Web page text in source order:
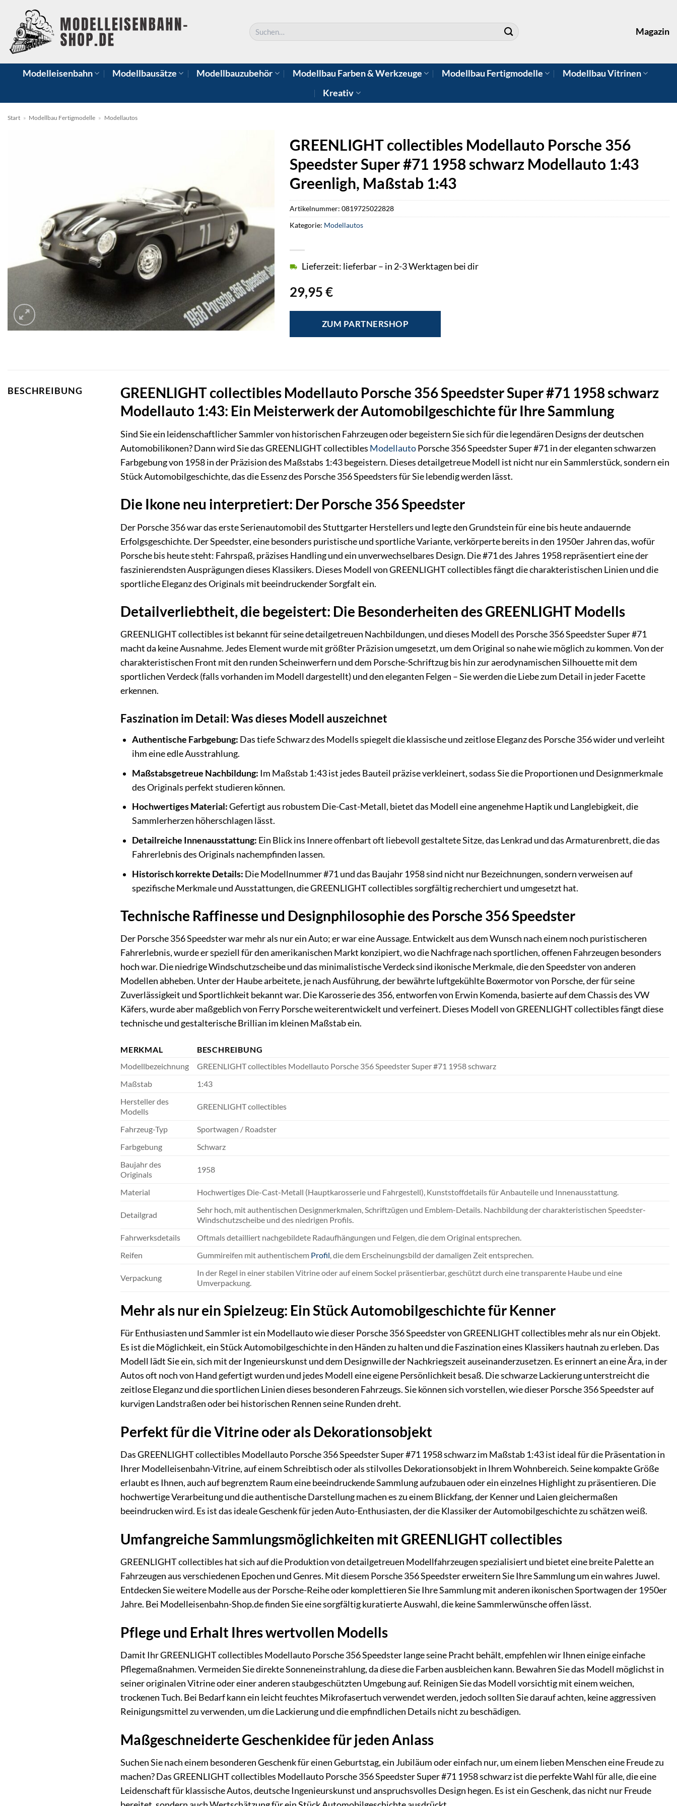
Inhalt
springen
Suchen
nach:
Magazin
Modelleisenbahn Modellbausätze Modellbauzubehör Modellbau Farben & Werkzeuge Modellbau Fertigmodelle
Modellbau Vitrinen
Kreativ
Start » Modellbau Fertigmodelle » Modellautos
GREENLIGHT collectibles Modellauto Porsche 356
Speedster Super #71 1958 schwarz Modellauto 1:43
Greenligh, Maßstab 1:43
29,95€
Lieferzeit: lieferbar – in 2-3 Werktagen bei dir
ZUM PARTNERSHOP
Artikelnummer: 0819725022828
Kategorie: Modellautos
BESCHREIBUNG
GREENLIGHT collectibles Modellauto Porsche 356 Speedster Super #71 1958 schwarz
Modellauto 1:43: Ein Meisterwerk der Automobilgeschichte für Ihre Sammlung
Sind Sie ein leidenschaftlicher Sammler von historischen Fahrzeugen oder begeistern Sie sich für die legendären Designs der deutschen
Automobilikonen? Dann wird Sie das GREENLIGHT collectibles ModellautoPorsche 356 Speedster Super #71 in der eleganten schwarzen
Farbgebung von 1958 in der Präzision des Maßstabs 1:43 begeistern. Dieses detailgetreue Modell ist nicht nur ein Sammlerstück, sondern ein
Stück Automobilgeschichte, das die Essenz des Porsche 356 Speedsters für Sie lebendig werden lässt.
Die Ikone neu interpretiert: Der Porsche 356 Speedster
Der Porsche 356 war das erste Serienautomobil des Stuttgarter Herstellers und legte den Grundstein für eine bis heute andauernde
Erfolgsgeschichte. Der Speedster, eine besonders puristische und sportliche Variante, verkörperte bereits in den 1950er Jahren das, wofür
Porsche bis heute steht: Fahrspaß, präzises Handling und ein unverwechselbares Design. Die #71 des Jahres 1958 repräsentiert eine der
faszinierendsten Ausprägungen dieses Klassikers. Dieses Modell von GREENLIGHT collectibles fängt die charakteristischen Linien und die
sportliche Eleganz des Originals mit beeindruckender Sorgfalt ein.
Detailverliebtheit, die begeistert: Die Besonderheiten des GREENLIGHT Modells
GREENLIGHT collectibles ist bekannt für seine detailgetreuen Nachbildungen, und dieses Modell des Porsche 356 Speedster Super #71
macht da keine Ausnahme. Jedes Element wurde mit größter Präzision umgesetzt, um dem Original so nahe wie möglich zu kommen. Von der
charakteristischen Front mit den runden Scheinwerfern und dem Porsche-Schriftzug bis hin zur aerodynamischen Silhouette mit dem
sportlichen Verdeck (falls vorhanden im Modell dargestellt) und den eleganten Felgen – Sie werden die Liebe zum Detail in jeder Facette
erkennen.
Faszination im Detail: Was dieses Modell auszeichnet
Authentische Farbgebung: Das tiefe Schwarz des Modells spiegelt die klassische und zeitlose Eleganz des Porsche 356 wider und verleiht
ihm eine edle Ausstrahlung.
Maßstabsgetreue Nachbildung: Im Maßstab 1:43 ist jedes Bauteil präzise verkleinert, sodass Sie die Proportionen und Designmerkmale
des Originals perfekt studieren können.
Hochwertiges Material:Gefertigt aus robustem Die-Cast-Metall, bietet das Modell eine angenehme Haptik und Langlebigkeit, die
Sammlerherzen höherschlagen lässt.
Detailreiche Innenausstattung: Ein Blick ins Innere offenbart oft liebevoll gestaltete Sitze, das Lenkrad und das Armaturenbrett, die das
Fahrerlebnis des Originals nachempfinden lassen.
Historisch korrekte Details: Die Modellnummer #71 und das Baujahr 1958 sind nicht nur Bezeichnungen, sondern verweisen auf
spezifische Merkmale und Ausstattungen, die GREENLIGHT collectibles sorgfältig recherchiert und umgesetzt hat.
Technische Raffinesse und Designphilosophie des Porsche 356 Speedster
Der Porsche 356 Speedster war mehr als nur ein Auto; er war eine Aussage. Entwickelt aus dem Wunsch nach einem noch puristischeren
Fahrerlebnis, wurde er speziell für den amerikanischen Markt konzipiert, wo die Nachfrage nach sportlichen, offenen Fahrzeugen besonders
hoch war. Die niedrige Windschutzscheibe und das minimalistische Verdeck sind ikonische Merkmale, die den Speedster von anderen
Modellen abheben. Unter der Haube arbeitete, je nach Ausführung, der bewährte luftgekühlte Boxermotor von Porsche, der für seine
Zuverlässigkeit und Sportlichkeit bekannt war. Die Karosserie des 356, entworfen von Erwin Komenda, basierte auf dem Chassis des VW
Käfers, wurde aber maßgeblich von Ferry Porsche weiterentwickelt und verfeinert. Dieses Modell von GREENLIGHT collectibles fängt diese
technische und gestalterische Brillian im kleinen Maßstab ein.
MERKMAL
BESCHREIBUNG
Modellbezeichnung
GREENLIGHT collectibles Modellauto Porsche 356 Speedster Super #71 1958 schwarz
Maßstab
1:43
Hersteller des
Modells
GREENLIGHT collectibles
Fahrzeug-Typ
Sportwagen / Roadster
Farbgebung
Schwarz
Baujahr des
Originals
1958
Material Hochwertiges Die-Cast-Metall (Hauptkarosserie und Fahrgestell), Kunststoffdetails für Anbauteile und Innenausstattung.
Detailgrad
Sehr hoch, mit authentischen Designmerkmalen, Schriftzügen und Emblem-Details. Nachbildung der charakteristischen Speedster-
Windschutzscheibe und des niedrigen Profils.
Fahrwerksdetails
Oftmals detailliert nachgebildete Radaufhängungen und Felgen, die dem Original entsprechen.
Reifen
Gummireifen mit authentischem Profil, die dem Erscheinungsbild der damaligen Zeit entsprechen.
Verpackung
In der Regel in einer stabilen Vitrine oder auf einem Sockel präsentierbar, geschützt durch eine transparente Haube und eine
Umverpackung.
Mehr als nur ein Spielzeug: Ein Stück Automobilgeschichte für Kenner
Für Enthusiasten und Sammler ist ein Modellauto wie dieser Porsche 356 Speedster von GREENLIGHT collectibles mehr als nur ein Objekt.
Es ist die Möglichkeit, ein Stück Automobilgeschichte in den Händen zu halten und die Faszination eines Klassikers hautnah zu erleben. Das
Modell lädt Sie ein, sich mit der Ingenieurskunst und dem Designwille der Nachkriegszeit auseinanderzusetzen. Es erinnert an eine Ära, in der
Autos oft noch von Hand gefertigt wurden und jedes Modell eine eigene Persönlichkeit besaß. Die schwarze Lackierung unterstreicht die
zeitlose Eleganz und die sportlichen Linien dieses besonderen Fahrzeugs. Sie können sich vorstellen, wie dieser Porsche 356 Speedster auf
kurvigen Landstraßen oder bei historischen Rennen seine Runden dreht.
Perfekt für die Vitrine oder als Dekorationsobjekt
Das GREENLIGHT collectibles Modellauto Porsche 356 Speedster Super #71 1958 schwarz im Maßstab 1:43 ist ideal für die Präsentation in
Ihrer Modelleisenbahn-Vitrine, auf einem Schreibtisch oder als stilvolles Dekorationsobjekt in Ihrem Wohnbereich. Seine kompakte Größe
erlaubt es Ihnen, auch auf begrenztem Raum eine beeindruckende Sammlung aufzubauen oder ein einzelnes Highlight zu präsentieren. Die
hochwertige Verarbeitung und die authentische Darstellung machen es zu einem Blickfang, der Kenner und Laien gleichermaßen
beeindrucken wird. Es ist das ideale Geschenk für jeden Auto-Enthusiasten, der die Klassiker der Automobilgeschichte zu schätzen weiß.
Umfangreiche Sammlungsmöglichkeiten mit GREENLIGHT collectibles
GREENLIGHT collectibles hat sich auf die Produktion von detailgetreuen Modellfahrzeugen spezialisiert und bietet eine breite Palette an
Fahrzeugen aus verschiedenen Epochen und Genres. Mit diesem Porsche 356 Speedster erweitern Sie Ihre Sammlung um ein wahres Juwel.
Entdecken Sie weitere Modelle aus der Porsche-Reihe oder komplettieren Sie Ihre Sammlung mit anderen ikonischen Sportwagen der 1950er
Jahre. Bei Modelleisenbahn-Shop.de finden Sie eine sorgfältig kuratierte Auswahl, die keine Sammlerwünsche offen lässt.
Pflege und Erhalt Ihres wertvollen Modells
Damit Ihr GREENLIGHT collectibles Modellauto Porsche 356 Speedster lange seine Pracht behält, empfehlen wir Ihnen einige einfache
Pflegemaßnahmen. Vermeiden Sie direkte Sonneneinstrahlung, da diese die Farben ausbleichen kann. Bewahren Sie das Modell möglichst in
seiner originalen Vitrine oder einer anderen staubgeschützten Umgebung auf. Reinigen Sie das Modell vorsichtig mit einem weichen,
trockenen Tuch. Bei Bedarf kann ein leicht feuchtes Mikrofasertuch verwendet werden, jedoch sollten Sie darauf achten, keine aggressiven
Reinigungsmittel zu verwenden, um die Lackierung und die empfindlichen Details nicht zu beschädigen.
Maßgeschneiderte Geschenkidee für jeden Anlass
Suchen Sie nach einem besonderen Geschenk für einen Geburtstag, ein Jubiläum oder einfach nur, um einem lieben Menschen eine Freude zu
machen? Das GREENLIGHT collectibles Modellauto Porsche 356 Speedster Super #71 1958 schwarz ist die perfekte Wahl für alle, die eine
Leidenschaft für klassische Autos, deutsche Ingenieurskunst und anspruchsvolles Design hegen. Es ist ein Geschenk, das nicht nur Freude